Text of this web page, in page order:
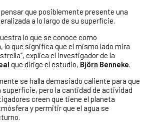
que posiblemente presente una
a lo largo de su superficie.
lo que se conoce como
lo que significa que el mismo lado mira
explica el investigador de la
que dirige el estudio, Björn Benneke.
se halla demasiado caliente para que
superficie, pero la cantidad de actividad
creen que tiene el planeta
y permitir que el agua se